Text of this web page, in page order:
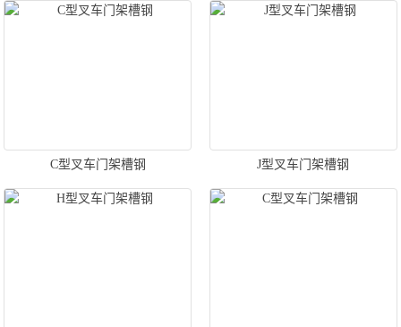
C型叉车门架槽钢 J型叉车门架槽钢